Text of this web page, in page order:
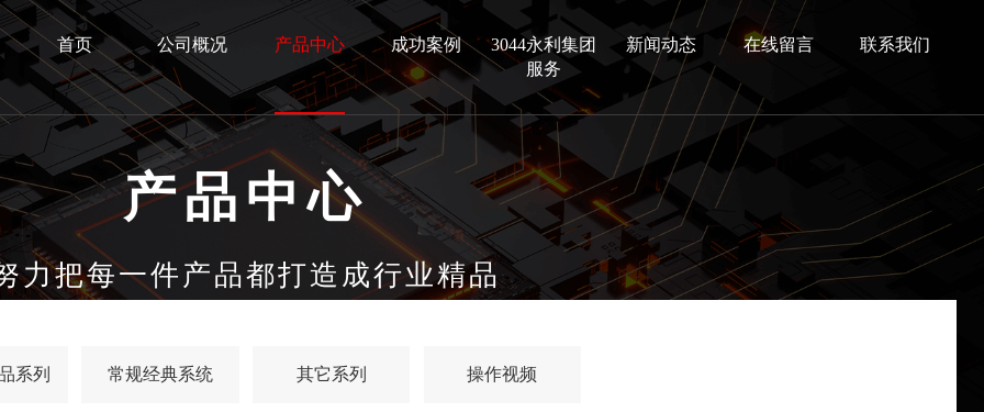
首页 公司概况 产品中心 成功案例
3044永利集团
服务
新闻动态 在线留言 联系我们
产品中心
力把每一件产品都打造成行业精品
系列 常规经典系统 其它系列 操作视频